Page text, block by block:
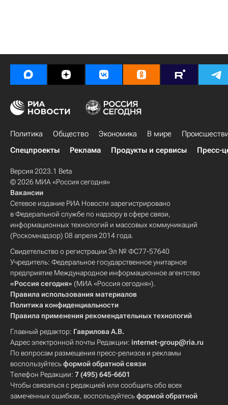
Политика Общество Экономика В мире
Спецпроекты
Реклама Продукты и сервисы Пресс-
Версия 2023.1 Beta
© 2026 МИА «Россия сегодня»
Вакансии
Сетевое издание РИА Новости зарегистрировано
в Федеральной службе по надзору в сфере связи,
информационных технологий и массовых коммуникаций
(Роскомнадзор) 08 апреля 2014 года.
Свидетельство о регистрации Эл № ФС77-57640
Учредитель: Федеральное государственное унитарное
предприятие Международное информационное агентство
«Россия сегодня» (МИА «Россия сегодня»).
Правила использования материалов
Политика конфиденциальности
Правила применения рекомендательных технологий
Главный редактор: Гаврилова А.В.
Адрес электронной почты Редакции: internet-group@ria.ru
По вопросам размещения пресс-релизов и рекламы
воспользуйтесьформой обратной связи
Телефон Редакции: 7 (495) 645-6601
Чтобы связаться с редакцией или сообщить обо всех
замеченных ошибках, воспользуйтесьформой обратной